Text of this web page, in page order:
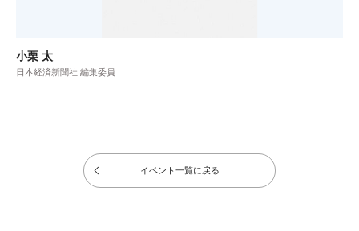
小栗 太
日本経済新聞社 編集委員
イベント一覧に戻る